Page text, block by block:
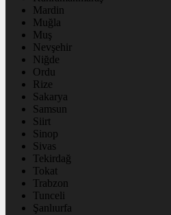
Mardin
Muğla
Muş
Nevşehir
Niğde
Ordu
Rize
Sakarya
Samsun
Siirt
Sinop
Sivas
Tekirdağ
Tokat
Trabzon
Tunceli
Şanlıurfa